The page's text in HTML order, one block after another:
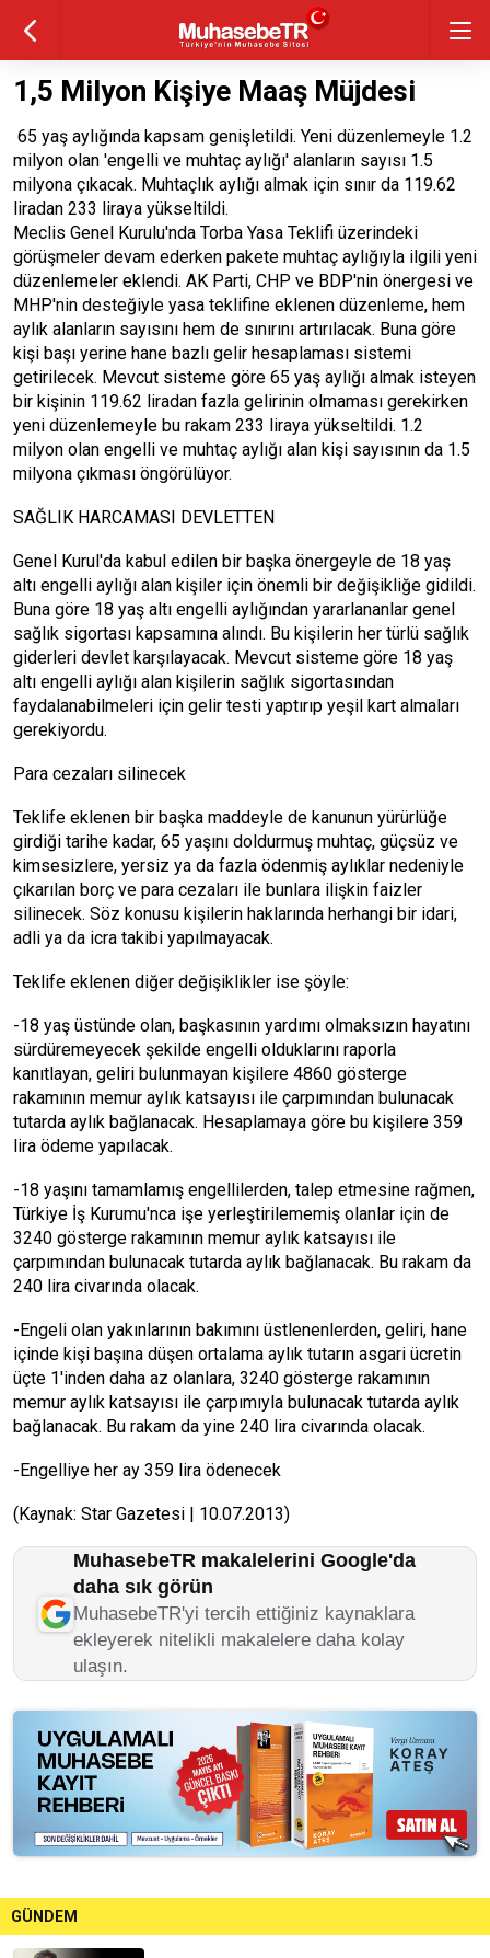
1,5 Milyon Kişiye Maaş Müjdesi
65 yaş aylığında kapsam genişletildi. Yeni düzenlemeyle 1.2
milyon olan 'engelli ve muhtaç aylığı' alanların sayısı 1.5
milyona çıkacak. Muhtaçlık aylığı almak için sınır da 119.62
liradan 233 liraya yükseltildi.
Meclis Genel Kurulu'nda Torba Yasa Teklifi üzerindeki
görüşmeler devam ederken pakete muhtaç aylığıyla ilgili yeni
düzenlemeler eklendi. AK Parti, CHP ve BDP'nin önergesi ve
MHP'nin desteğiyle yasa teklifine eklenen düzenleme, hem
aylık alanların sayısını hem de sınırını artırılacak. Buna göre
kişi başı yerine hane bazlı gelir hesaplaması sistemi
getirilecek. Mevcut sisteme göre 65 yaş aylığı almak isteyen
bir kişinin 119.62 liradan fazla gelirinin olmaması gerekirken
yeni düzenlemeyle bu rakam 233 liraya yükseltildi. 1.2
milyon olan engelli ve muhtaç aylığı alan kişi sayısının da 1.5
milyona çıkması öngörülüyor.
SAĞLIK HARCAMASI DEVLETTEN
Genel Kurul'da kabul edilen bir başka önergeyle de 18 yaş
altı engelli aylığı alan kişiler için önemli bir değişikliğe gidildi.
Buna göre 18 yaş altı engelli aylığından yararlananlar genel
sağlık sigortası kapsamına alındı. Bu kişilerin her türlü sağlık
giderleri devlet karşılayacak. Mevcut sisteme göre 18 yaş
altı engelli aylığı alan kişilerin sağlık sigortasından
faydalanabilmeleri için gelir testi yaptırıp yeşil kart almaları
gerekiyordu.
Para cezaları silinecek
Teklife eklenen bir başka maddeyle de kanunun yürürlüğe
girdiği tarihe kadar, 65 yaşını doldurmuş muhtaç, güçsüz ve
kimsesizlere, yersiz ya da fazla ödenmiş aylıklar nedeniyle
çıkarılan borç ve para cezaları ile bunlara ilişkin faizler
silinecek. Söz konusu kişilerin haklarında herhangi bir idari,
adli ya da icra takibi yapılmayacak.
Teklife eklenen diğer değişiklikler ise şöyle:
-18 yaş üstünde olan, başkasının yardımı olmaksızın hayatını
sürdüremeyecek şekilde engelli olduklarını raporla
kanıtlayan, geliri bulunmayan kişilere 4860 gösterge
rakamının memur aylık katsayısı ile çarpımından bulunacak
tutarda aylık bağlanacak. Hesaplamaya göre bu kişilere 359
lira ödeme yapılacak.
-18 yaşını tamamlamış engellilerden, talep etmesine rağmen,
Türkiye İş Kurumu'nca işe yerleştirilememiş olanlar için de
3240 gösterge rakamının memur aylık katsayısı ile
çarpımından bulunacak tutarda aylık bağlanacak. Bu rakam da
240 lira civarında olacak.
-Engeli olan yakınlarının bakımını üstlenenlerden, geliri, hane
içinde kişi başına düşen ortalama aylık tutarın asgari ücretin
üçte 1'inden daha az olanlara, 3240 gösterge rakamının
memur aylık katsayısı ile çarpımıyla bulunacak tutarda aylık
bağlanacak. Bu rakam da yine 240 lira civarında olacak.
-Engelliye her ay 359 lira ödenecek
(Kaynak: Star Gazetesi | 10.07.2013)
MuhasebeTR makalelerini Google'da
daha sık görün
MuhasebeTR'yi tercih ettiğiniz kaynaklara
ekleyerek nitelikli makalelere daha kolay
ulaşın.
GÜNDEM